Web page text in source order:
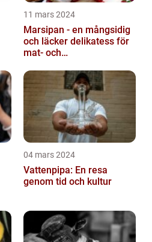
11 mars 2024
Marsipan - en mångsidig
och läcker delikatess för
mat- och
04 mars 2024
Vattenpipa: En resa
genom tid och kultur